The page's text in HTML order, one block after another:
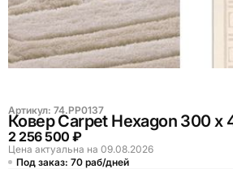
Артикул: 74.PP0137
Ковер Carpet Hexagon 300 x
2 256 500 ₽
Цена актуальна на 09.08.2026
Под заказ: 70 раб/дней